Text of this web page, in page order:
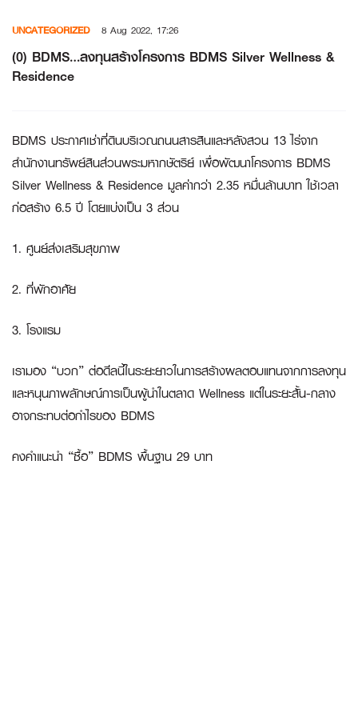
content
UNCATEGORIZED 8 Aug 2022, 17:26
(0) BDMS…ลงทุนสร้างโครงการ BDMS Silver Wellness &
Residence
BDMS ประกาศเช่าที่ดินบริเวณถนนสารสินและหลังสวน 13 ไร่จาก
สำนักงานทรัพย์สินส่วนพระมหากษัตริย์ เพื่อพัฒนาโครงการ BDMS
Silver Wellness & Residence มูลค่ากว่า 2.35 หมื่นล้านบาท ใช้เวลา
ก่อสร้าง 6.5 ปี โดยแบ่งเป็น 3 ส่วน
1. ศูนย์ส่งเสริมสุขภาพ
2. ที่พักอาศัย
3. โรงแรม
เรามอง “บวก” ต่อดีลนี้ในระยะยาวในการสร้างผลตอบแทนจากการลงทุน
และหนุนภาพลักษณ์การเป็นผู้นำในตลาด Wellness แต่ในระยะสั้น-กลาง
อาจกระทบต่อกำไรของ BDMS
คงคำแนะนำ “ซื้อ” BDMS พื้นฐาน 29 บาท